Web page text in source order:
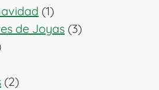
11
producto
de Joyas 33
22